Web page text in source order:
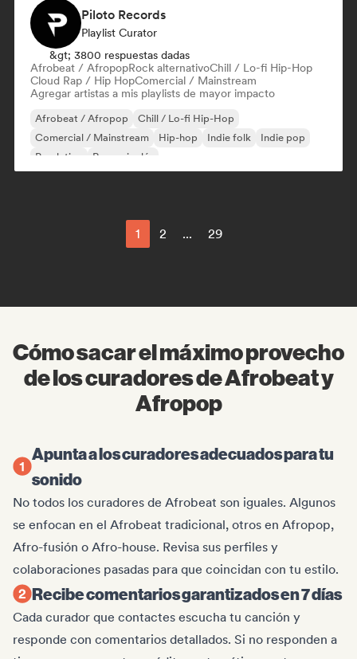
Piloto Records
Playlist Curator
&gt; 3800 respuestas dadas
Afrobeat / AfropopRock alternativoChill / Lo-fi Hip-Hop
Cloud Rap / Hip HopComercial / Mainstream
Agregar artistas a mis playlists de mayor impacto
Afrobeat / Afropop
Chill / Lo-fi Hip-Hop
Comercial / Mainstream
Hip-hop Indie folk
Indie pop
Pop latino
Rap en inglés
1 2 ... 29
Cómo sacar el máximo provecho
de los curadores de Afrobeat y
Afropop
Apunta a los curadores adecuados para tu
sonido
No todos los curadores de Afrobeat son iguales. Algunos
se enfocan en el Afrobeat tradicional, otros en Afropop,
Afro-fusión o Afro-house. Revisa sus perfiles y
colaboraciones pasadas para que coincidan con tu estilo.
Recibe comentarios garantizados en 7 días
Cada curador que contactes escucha tu canción y
responde con comentarios detallados. Si no responden a